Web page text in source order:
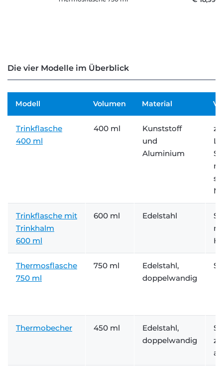
Die vier Modelle im Überblick
Modell Volumen Material
Trinkflasche
400 ml
400 ml
Kunststoff
und
Aluminium
Trinkflasche mit
Trinkhalm
600 ml
600 ml Edelstahl
Thermosflasche
750 ml
750 ml
Edelstahl,
doppelwandig
Thermobecher 450 ml
Edelstahl,
doppelwandig